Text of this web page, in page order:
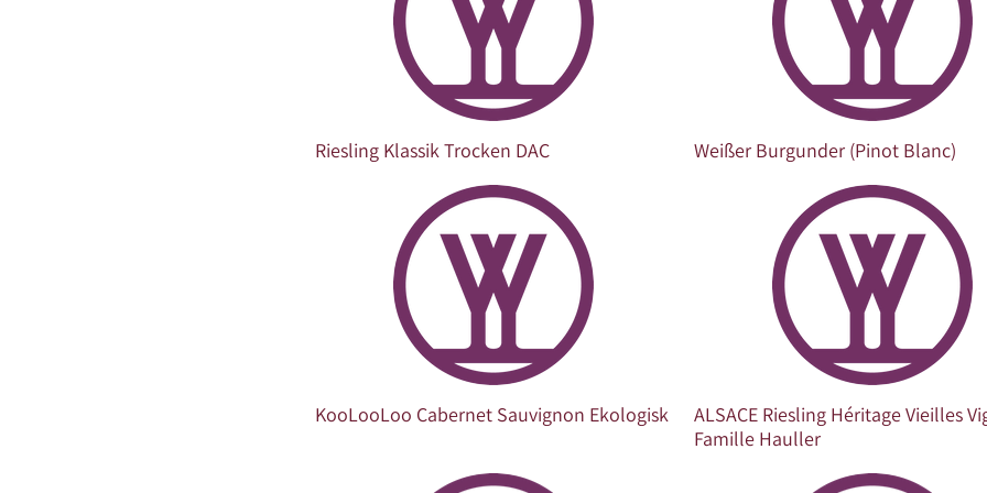
Riesling Klassik Trocken DAC Weißer Burgunder (Pinot Blanc)
KooLooLoo Cabernet Sauvignon Ekologisk
ALSACE Riesling Héritage Vieilles
Famille Hauller